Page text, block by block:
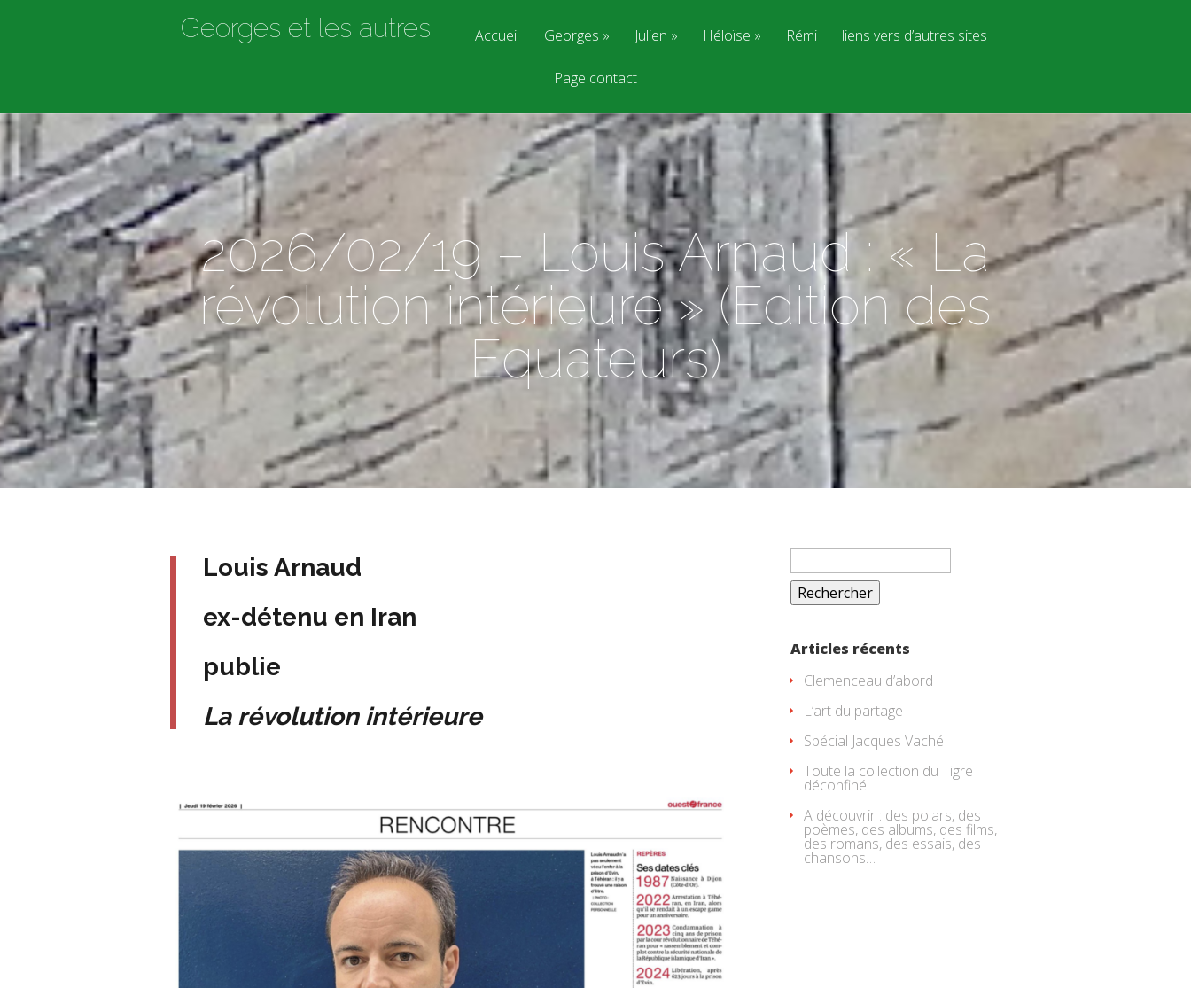
Georges et les autres Accueil Georges Julien Héloïse Rémi liens vers d’autres sites
Page contact
2026/02/19 – Louis Arnaud : « La
révolution intérieure » (Edition des
Equateurs)
Louis Arnaud
ex-détenu en Iran
publie
La révolution intérieure
Rechercher :
Articles récents
Clemenceau d’abord !
L’art du partage
Spécial Jacques Vaché
Toute la collection du Tigre
déconfiné
A découvrir : des polars, des
poèmes, des albums, des films,
des romans, des essais, des
chansons…